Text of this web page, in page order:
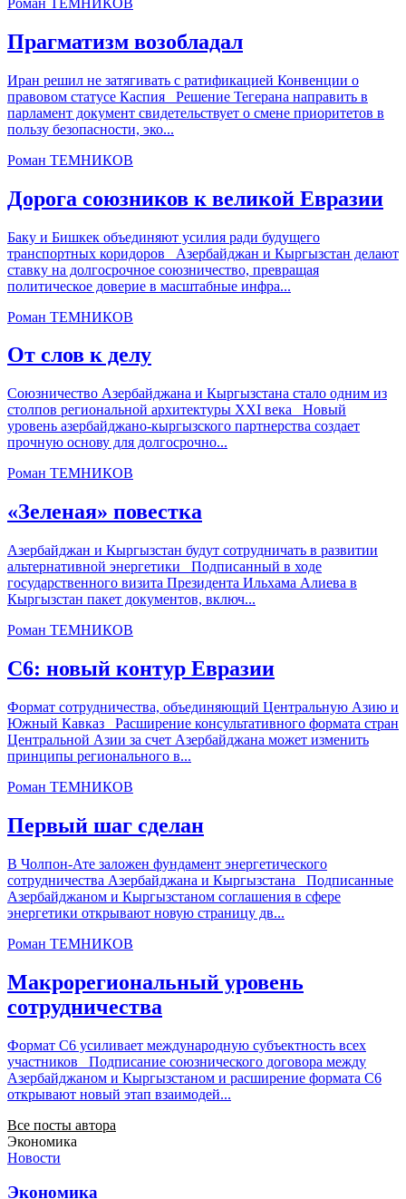
Прагматизм возобладал
Иран решил не затягивать с ратификацией Конвенции о
правовом статусе Каспия Решение Тегерана направить в
парламент документ свидетельствует о смене приоритетов в
пользу безопасности, эко...
Роман ТЕМНИКОВ
Дорога союзников к великой Евразии
Баку и Бишкек объединяют усилия ради будущего
транспортных коридоров Азербайджан и Кыргызстан делают
ставку на долгосрочное союзничество, превращая
политическое доверие в масштабные инфра...
Роман ТЕМНИКОВ
От слов к делу
Союзничество Азербайджана и Кыргызстана стало одним из
столпов региональной архитектуры XXI века Новый
уровень азербайджано-кыргызского партнерства создает
прочную основу для долгосрочно...
Роман ТЕМНИКОВ
«Зеленая» повестка
Азербайджан и Кыргызстан будут сотрудничать в развитии
альтернативной энергетики Подписанный в ходе
государственного визита Президента Ильхама Алиева в
Кыргызстан пакет документов, включ...
Роман ТЕМНИКОВ
С6: новый контур Евразии
Формат сотрудничества, объединяющий Центральную Азию и
Южный Кавказ Расширение консультативного формата стран
Центральной Азии за счет Азербайджана может изменить
принципы регионального в...
Роман ТЕМНИКОВ
Первый шаг сделан
В Чолпон-Ате заложен фундамент энергетического
сотрудничества Азербайджана и Кыргызстана Подписанные
Азербайджаном и Кыргызстаном соглашения в сфере
энергетики открывают новую страницу дв...
Роман ТЕМНИКОВ
Макрорегиональный уровень
сотрудничества
Формат С6 усиливает международную субъектность всех
участников Подписание союзнического договора между
Азербайджаном и Кыргызстаном и расширение формата С6
открывают новый этап взаимодей...
Все посты автора
Экономика
Новости
Экономика